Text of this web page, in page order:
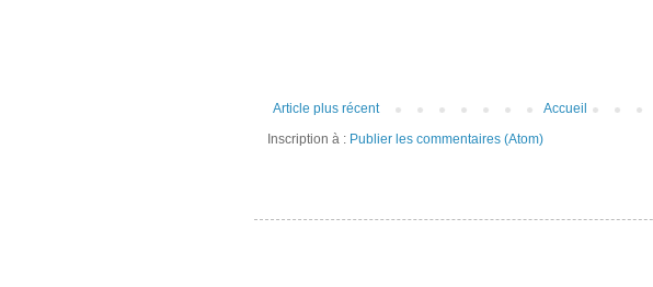
Article plus récent
Accueil
Inscription à : Publier les commentaires (Atom)